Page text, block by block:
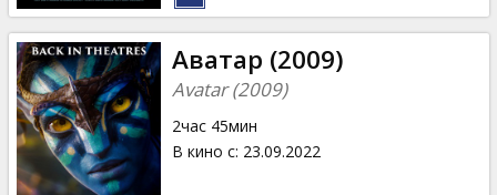
Аватар (2009)
Avatar (2009)
2час 45мин
В кино с: 23.09.2022